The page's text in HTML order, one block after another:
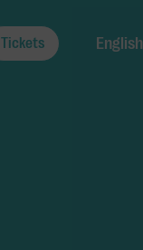
Tickets English